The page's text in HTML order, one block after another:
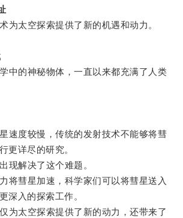
太空探索提供了新的机遇和动力。
的神秘物体，一直以来都充满了人类
度较慢，传统的发射技术不能够将彗
更详尽的研究。
解决了这个难题。
彗星加速，科学家们可以将彗星送入
深入的探索工作。
太空探索提供了新的动力，还带来了